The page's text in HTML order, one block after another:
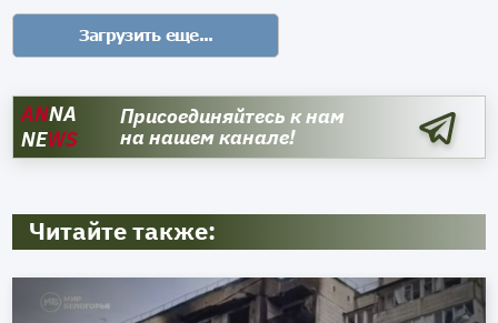
ANNA
NEWS
Присоединяйтесь к нам
на нашем канале!
Читайте также: